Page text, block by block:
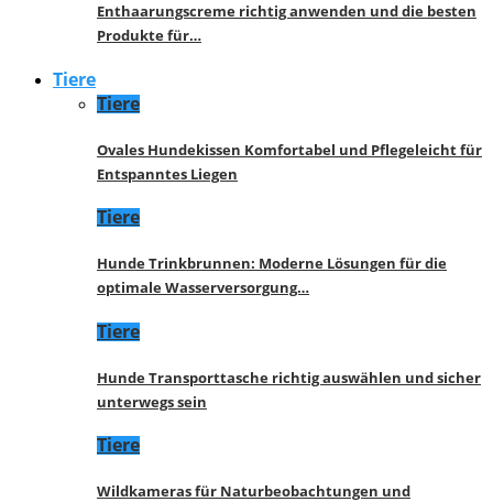
Enthaarungscreme richtig anwenden und die besten
Produkte für…
Tiere
Tiere
Ovales Hundekissen Komfortabel und Pflegeleicht für
Entspanntes Liegen
Tiere
Hunde Trinkbrunnen: Moderne Lösungen für die
optimale Wasserversorgung…
Tiere
Hunde Transporttasche richtig auswählen und sicher
unterwegs sein
Tiere
Wildkameras für Naturbeobachtungen und